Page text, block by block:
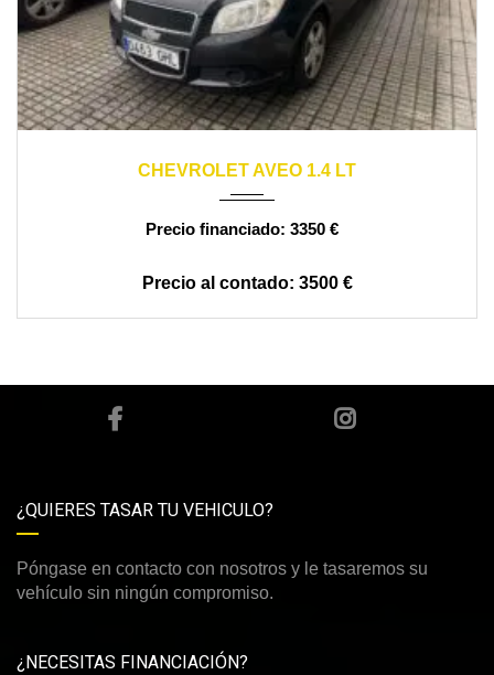
CHEVROLET AVEO 1.4 LT
3350 €
3500 €
¿QUIERES TASAR TU VEHICULO?
Póngase en contacto con nosotros y le tasaremos su
vehículo sin ningún compromiso.
¿NECESITAS FINANCIACIÓN?